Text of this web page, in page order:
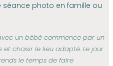
séance photo en famille ou
un bébé commence par un
choisir le lieu adapté. Le jour
le temps de faire